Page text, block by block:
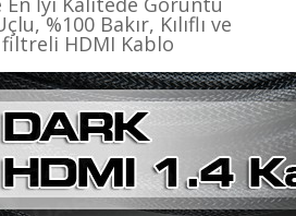
%100 Bakır, Kılıflı ve
HDMI Kablo